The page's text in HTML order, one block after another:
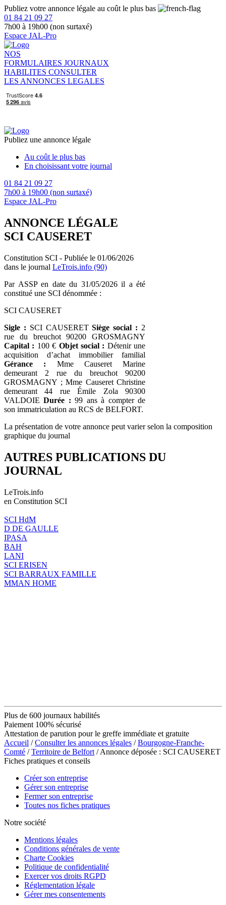
Publiez votre annonce légale au coût le plus bas
01 84 21 09 27
7h00 à 19h00 (non surtaxé)
Espace JAL-Pro
NOS
FORMULAIRES JOURNAUX
HABILITES CONSULTER
LES ANNONCES LEGALES
Publiez une annonce légale
Au coût le plus bas
En choisissant votre journal
01 84 21 09 27
7h00 à 19h00 (non surtaxé)
Espace JAL-Pro
ANNONCE LÉGALE
SCI CAUSERET
Constitution SCI - Publiée le 01/06/2026
dans le journal LeTrois.info (90)
Par ASSP en date du 31/05/2026 il a été
constitué une SCI dénommée :
SCI CAUSERET
Sigle : SCI CAUSERETSiège social : 2
rue du breuchot 90200 GROSMAGNY
Capital : 100 € Objet social : Détenir une
acquisition d’achat immobilier familial
Gérance : Mme Causeret Marine
demeurant 2 rue du breuchot 90200
GROSMAGNY ; Mme Causeret Christine
demeurant 44 rue Émile Zola 90300
VALDOIEDurée : 99 ans à compter de
son immatriculation au RCS de BELFORT.
La présentation de votre annonce peut varier selon la composition
graphique du journal
AUTRES PUBLICATIONS DU
JOURNAL
LeTrois.info
en Constitution SCI
SCI HdM
D DE GAULLE
IPASA
BAH
LANI
SCI ERISEN
SCI BARRAUX FAMILLE
MMAN HOME
Plus de 600 journaux habilités
Paiement 100% sécurisé
Attestation de parution pour le greffe immédiate et gratuite
Accueil /Consulter les annonces légales /Bourgogne-Franche-
Comté /Territoire de Belfort / Annonce déposée : SCI CAUSERET
Fiches pratiques et conseils
Créer son entreprise
Gérer son entreprise
Fermer son entreprise
Toutes nos fiches pratiques
Notre société
Mentions légales
Conditions générales de vente
Charte Cookies
Politique de confidentialité
Exercer vos droits RGPD
Réglementation légale
Gérer mes consentements